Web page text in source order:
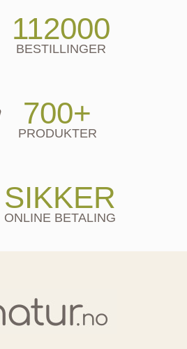
112000
BESTILLINGER
700+
PRODUKTER
SIKKER
ONLINE BETALING